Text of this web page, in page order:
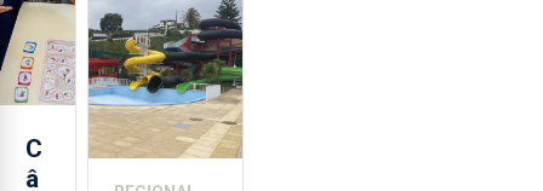
C
â
alimentos
entre
2021 e
2025 nos
Açores